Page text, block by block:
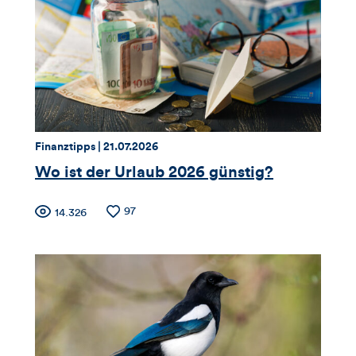
Likes
und
Kommentare
dieses
Artikels
Thema:
Finanztipps | Datum:
21.07.2026
Wo ist der Urlaub 2026 günstig?
Zähler
für
Views,
Likes
Anzahl14.326
Anzahl
97